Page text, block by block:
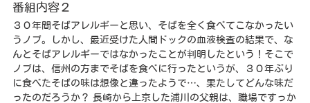
番組内容２
３０年間そばアレルギーと思い、そばを全く食べてこなかったい
うノブ。しかし、最近受けた人間ドックの血液検査の結果で、な
んとそばアレルギーではなかったことが判明したという！そこで
ノブは、信州の方までそばを食べに行ったというが、３０年ぶり
に食べたそばの味は想像と違ったようで…、果たしてどんな味だ
ったのだろうか？ 長崎から上京した浦川の父親は、職場ですっか